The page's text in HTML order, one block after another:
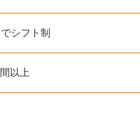
シフト制
以上